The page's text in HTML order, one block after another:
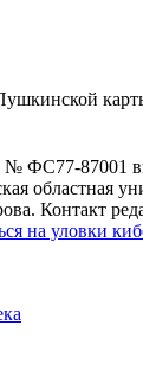
ФС77-87001
областная
Контакт
на уловки